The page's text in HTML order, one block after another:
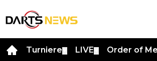
Turniere LIVE Order of